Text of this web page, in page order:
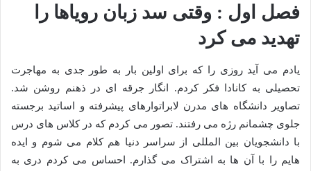
فصل اول : وقتی سد زبان رویاها را
تهدید می کرد
یادم می آید روزی را که برای اولین بار به طور جدی به مهاجرت
تحصیلی به کانادا فکر کردم. انگار جرقه ای در ذهنم روشن شد.
تصاویر دانشگاه های مدرن لابراتوارهای پیشرفته و اساتید برجسته
جلوی چشمانم رژه می رفتند. تصور می کردم که در کلاس های درس
با دانشجویان بین المللی از سراسر دنیا هم کلام می شوم و ایده
هایم را با آن ها به اشتراک می گذارم. احساس می کردم دری به